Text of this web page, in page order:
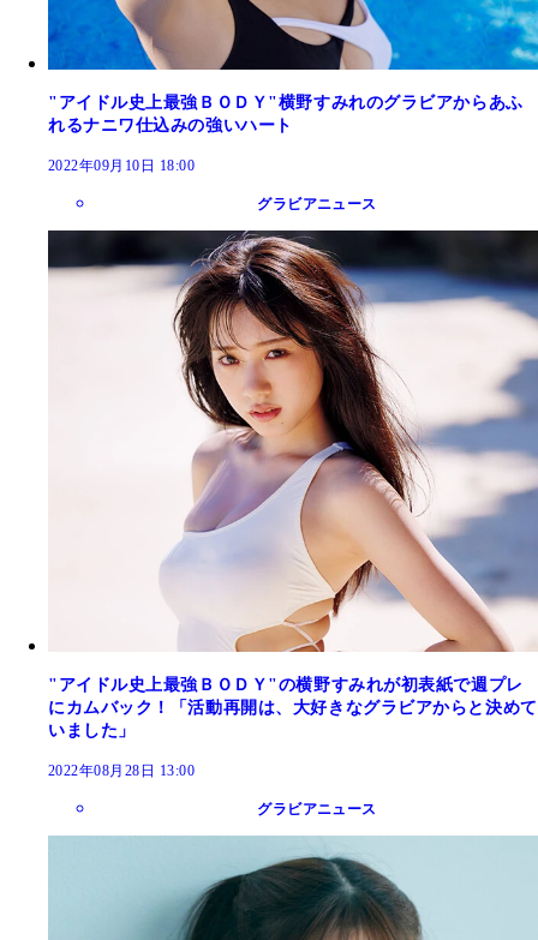
"アイドル史上最強ＢＯＤＹ"横野すみれのグラビアからあふ
れるナニワ仕込みの強いハート
2022年09月10日 18:00
グラビアニュース
"アイドル史上最強ＢＯＤＹ"の横野すみれが初表紙で週プレ
にカムバック！「活動再開は、大好きなグラビアからと決めて
いました」
2022年08月28日 13:00
グラビアニュース